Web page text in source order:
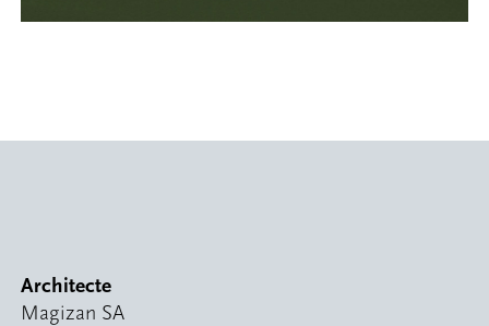
Architecte
Magizan SA